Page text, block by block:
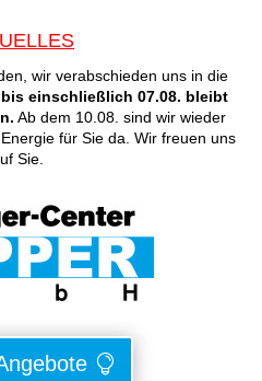
wir verabschieden uns in die
bis einschließlich 07.08. bleibt
Ab dem 10.08. sind wir wieder
für Sie da. Wir freuen uns
Sie.